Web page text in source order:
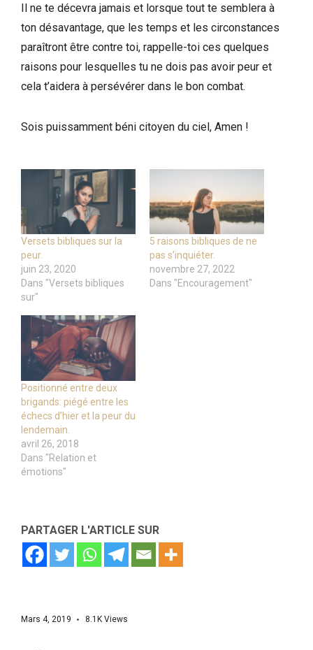
Il ne te décevra jamais et lorsque tout te semblera à
ton désavantage, que les temps et les circonstances
paraîtront être contre toi, rappelle-toi ces quelques
raisons pour lesquelles tu ne dois pas avoir peur et
cela t’aidera à persévérer dans le bon combat.
Sois puissamment béni citoyen du ciel, Amen !
Versets bibliques sur la
peur.
juin 23, 2020
Dans "Versets bibliques
sur"
5 raisons bibliques de ne
pas s’inquiéter.
novembre 27, 2022
Dans "Encouragement"
Positionné entre deux
brigands: piégé entre les
échecs d’hier et la peur du
lendemain.
avril 26, 2018
Dans "Relation et
émotions"
PARTAGER L'ARTICLE SUR
Mars 4, 2019 8.1K Views